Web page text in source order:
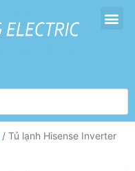
/ Tủ lạnh Hisense Inverter